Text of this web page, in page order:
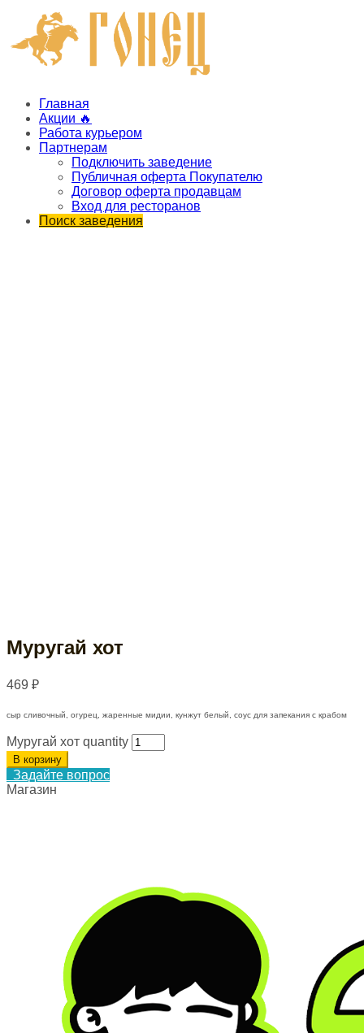
Главная
Акции 🔥
Работа курьером
Партнерам
Подключить заведение
Публичная оферта Покупателю
Договор оферта продавцам
Вход для ресторанов
Поиск заведения
Муругай хот
469 ₽
сыр сливочный, огурец, жаренные мидии, кунжут белый, соус для запекания с крабом
Муругай хот quantity
В корзину
Задайте вопрос
Магазин